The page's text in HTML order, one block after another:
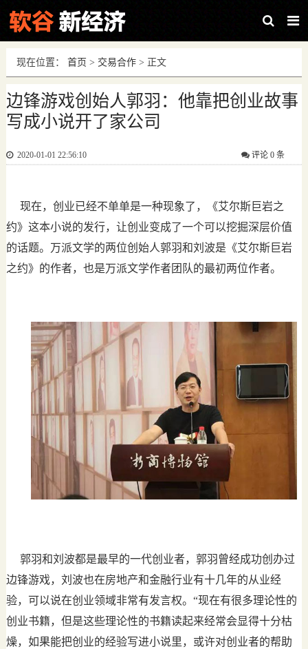
现在位置： 首页 > 交易合作> 正文
边锋游戏创始人郭羽：他靠把创业故事
写成小说开了家公司
2020-01-01 22:56:10 评论0 条
现在，创业已经不单单是一种现象了，《艾尔斯巨岩之
约》这本小说的发行，让创业变成了一个可以挖掘深层价值
的话题。万派文学的两位创始人郭羽和刘波是《艾尔斯巨岩
之约》的作者，也是万派文学作者团队的最初两位作者。
郭羽和刘波都是最早的一代创业者，郭羽曾经成功创办过
边锋游戏，刘波也在房地产和金融行业有十几年的从业经
验，可以说在创业领域非常有发言权。“现在有很多理论性的
创业书籍，但是这些理论性的书籍读起来经常会显得十分枯
燥，如果能把创业的经验写进小说里，或许对创业者的帮助